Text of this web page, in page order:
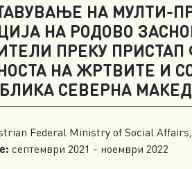
НА МУЛТИ-
НА РОДОВО
ПРЕКУ
НА ЖРТВИТЕ И
СЕВЕРНА
Federal Ministry of Social
септември 2021 - ноември 2022